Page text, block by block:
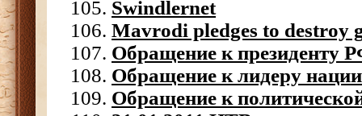
Swindlernet
Mavrodi pledges to destroy
Обращение к президенту
Обращение к лидеру
Обращение к